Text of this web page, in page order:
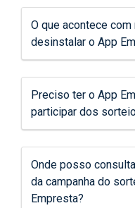
O que acontece
desinstalar o App
Preciso ter o App
participar dos
Onde posso
da campanha do
Empresta?